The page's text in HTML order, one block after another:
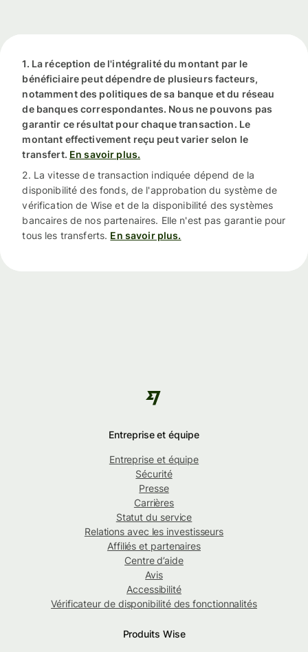
1. La réception de l'intégralité du montant par le
bénéficiaire peut dépendre de plusieurs facteurs,
notamment des politiques de sa banque et du réseau
de banques correspondantes. Nous ne pouvons pas
garantir ce résultat pour chaque transaction. Le
montant effectivement reçu peut varier selon le
transfert. En savoir plus.
2. La vitesse de transaction indiquée dépend de la
disponibilité des fonds, de l'approbation du système de
vérification de Wise et de la disponibilité des systèmes
bancaires de nos partenaires. Elle n'est pas garantie pour
tous les transferts. En savoir plus.
Entreprise et équipe
Entreprise et équipe
Sécurité
Presse
Carrières
Statut du service
Relations avec les investisseurs
Affiliés et partenaires
Centre d’aide
Avis
Accessibilité
Vérificateur de disponibilité des fonctionnalités
Produits Wise